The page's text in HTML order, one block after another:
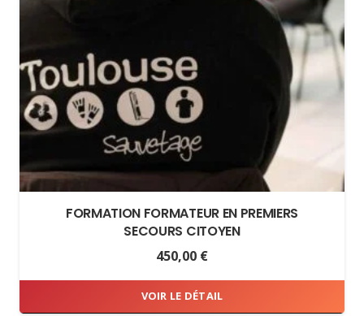
FORMATION FORMATEUR EN PREMIERS
SECOURS CITOYEN
450,00 €
VOIR LE DÉTAIL